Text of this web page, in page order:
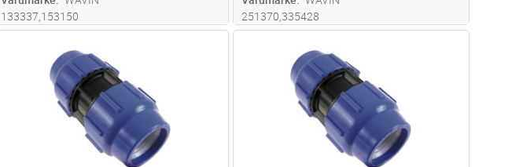
133337,153150
251370,335428
ST ST